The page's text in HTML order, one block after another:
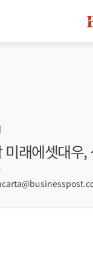
미래에셋대우